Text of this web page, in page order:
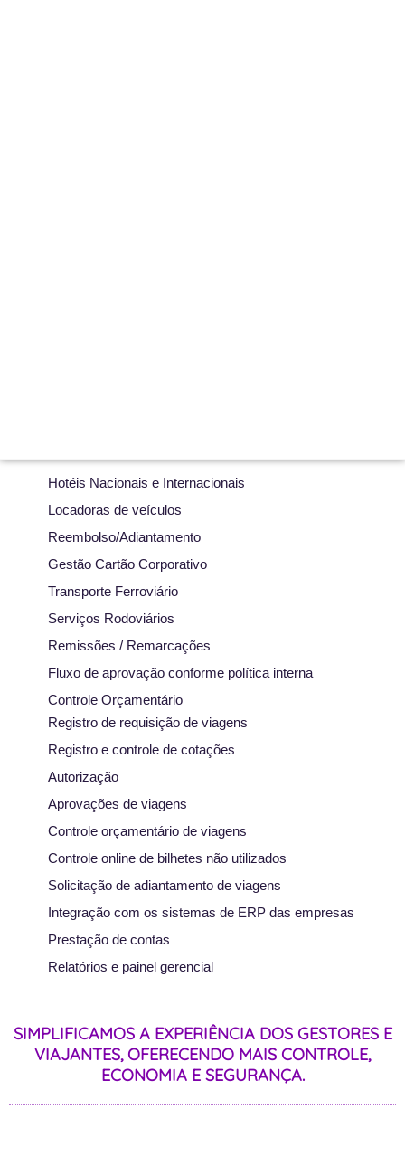
Hotéis Nacionais e Internacionais
Locadoras de veículos
Reembolso/Adiantamento
Gestão Cartão Corporativo
Transporte Ferroviário
Serviços Rodoviários
Remissões / Remarcações
Fluxo de aprovação conforme política interna
Controle Orçamentário
Registro de requisição de viagens
Registro e controle de cotações
Autorização
Aprovações de viagens
Controle orçamentário de viagens
Controle online de bilhetes não utilizados
Solicitação de adiantamento de viagens
Integração com os sistemas de ERP das empresas
Prestação de contas
Relatórios e painel gerencial
SIMPLIFICAMOS A EXPERIÊNCIA DOS GESTORES E
VIAJANTES, OFERECENDO MAIS CONTROLE,
ECONOMIA E SEGURANÇA.